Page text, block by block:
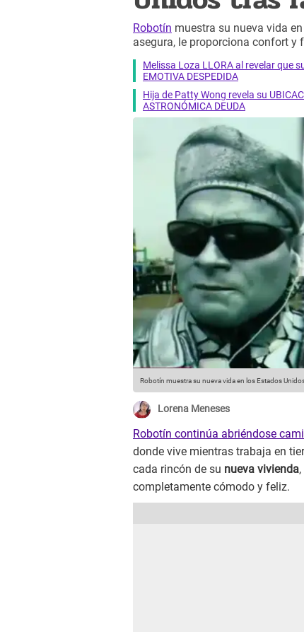
Robotín muestra su nueva vida en
asegura, le proporciona confort y
Melissa Loza LLORA al revelar que
EMOTIVA DESPEDIDA
Hija de Patty Wong revela su
ASTRONÓMICA DEUDA
Robotín muestra su nueva vida en los Estados
Lorena Meneses
Robotín continúa abriéndose
donde vive mientras trabaja en
cada rincón de su nueva vivienda
completamente cómodo y feliz.